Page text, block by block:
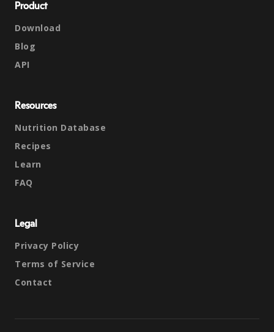
Product
Download
Blog
API
Resources
Nutrition Database
Recipes
Learn
FAQ
Legal
Privacy Policy
Terms of Service
Contact